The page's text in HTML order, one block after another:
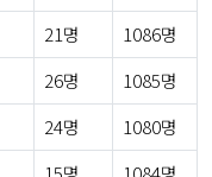
21명
1086명
26명
1085명
24명
1080명